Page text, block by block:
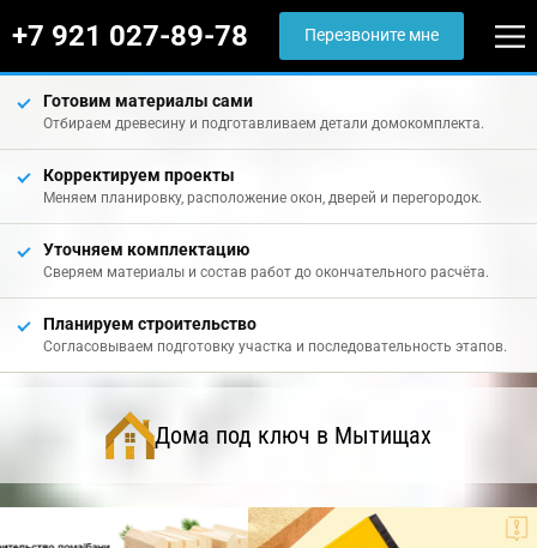
+7 921 027-89-78 Перезвоните мне
Готовим материалы сами
Отбираем древесину и подготавливаем детали домокомплекта.
Корректируем проекты
Меняем планировку, расположение окон, дверей и перегородок.
Уточняем комплектацию
Сверяем материалы и состав работ до окончательного расчёта.
Планируем строительство
Согласовываем подготовку участка и последовательность этапов.
Дома под ключ в Мытищах